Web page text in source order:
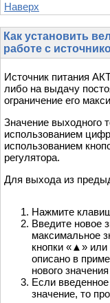
Наверх
Как установить
работе с
Источник питания
либо на выдачу
ограничение его
Значение выходного
использованием
использованием
регулятора.
Для выхода из
Нажмите
Введите новое
максимальное
кнопки «▲» или
описано в
нового
Если
значение, то